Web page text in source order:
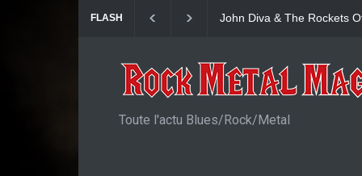
FLASH Yngwie Malmsteen : Single
Toute l'actu Blues/Rock/Metal